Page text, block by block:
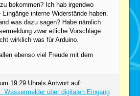
bekommen? Ich hab irgendwo
interne Widerstände haben.
was dazu sagen? Habe nämlich
zwar etliche Vorschläge
wirklich was für Arduino.
ebenso viel Freude mit dem
19:29 Uhrals Antwort auf:
Wassermelder über digitalen Eingang